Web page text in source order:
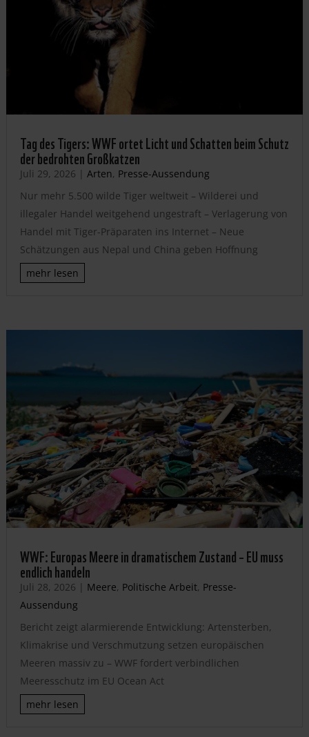
Tag des Tigers: WWF ortet Licht und Schatten beim Schutz
der bedrohten Großkatzen
Juli 29, 2026 | Arten, Presse-Aussendung
Nur mehr 5.500 wilde Tiger weltweit – Wilderei und
illegaler Handel weitgehend ungestraft – Verlagerung von
Handel mit Tiger-Präparaten ins Internet – Neue
Schätzungen aus Nepal und China geben Hoffnung
mehr lesen
WWF: Europas Meere in dramatischem Zustand – EU muss
endlich handeln
Juli 28, 2026 | Meere, Politische Arbeit, Presse-
Aussendung
Bericht zeigt alarmierende Entwicklung: Artensterben,
Klimakrise und Verschmutzung setzen europäischen
Meeren massiv zu – WWF fordert verbindlichen
Meeresschutz im EU Ocean Act
mehr lesen